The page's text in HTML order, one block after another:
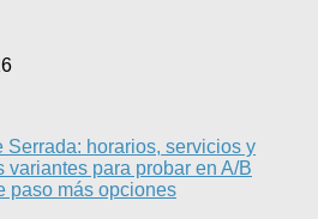
Serrada: horarios, servicios y
variantes para probar en A/B
paso más opciones